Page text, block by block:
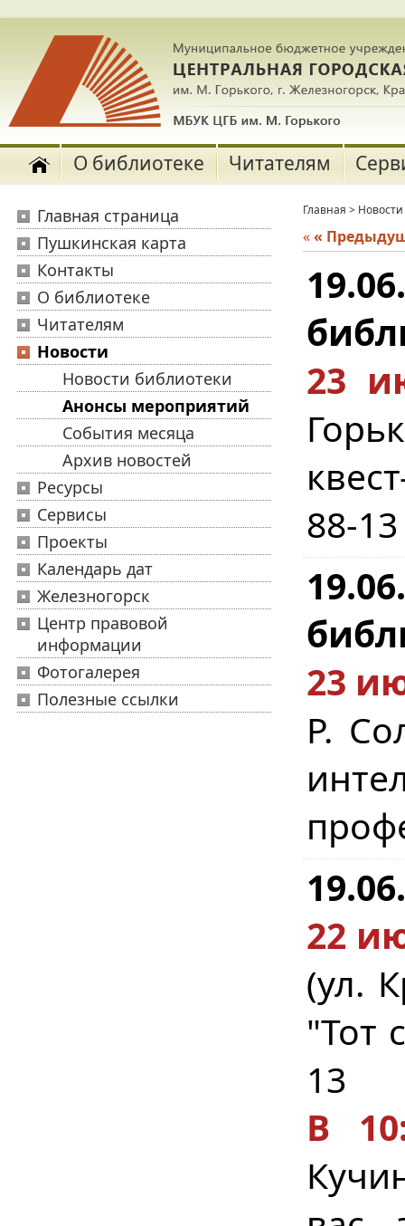
О библиотеке Читателям
Главная страница
Пушкинская карта
Контакты
О библиотеке
Читателям
Новости
Новости библиотеки
Анонсы мероприятий
События месяца
Архив новостей
Ресурсы
Сервисы
Проекты
Календарь дат
Железногорск
Центр правовой
информации
Фотогалерея
Полезные ссылки
Главная > Новости
««
23
88-13
23
Р.
22
(ул.
"Тот
13
В